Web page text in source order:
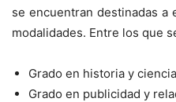
se encuentran destinadas
modalidades. Entre los que
Grado en historia y
Grado en publicidad y